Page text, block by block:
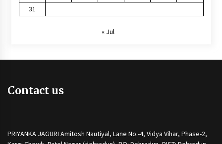
31
« Jul
Contact us
PRIYANKA JAGURI Amitosh Nautiyal, Lane No.-4, Vidya Vihar, Phase-2,